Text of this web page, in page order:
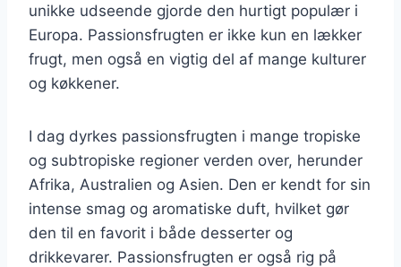
unikke udseende gjorde den hurtigt populær i
Europa. Passionsfrugten er ikke kun en lækker
frugt, men også en vigtig del af mange kulturer
og køkkener.
I dag dyrkes passionsfrugten i mange tropiske
og subtropiske regioner verden over, herunder
Afrika, Australien og Asien. Den er kendt for sin
intense smag og aromatiske duft, hvilket gør
den til en favorit i både desserter og
drikkevarer. Passionsfrugten er også rig på